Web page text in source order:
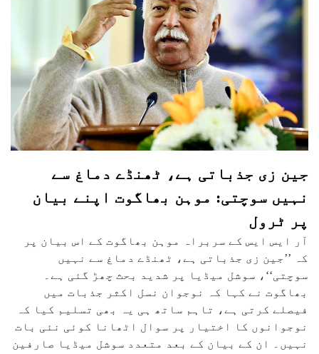
جین زی جذباتی ہے، ٹھنڈے دماغ سے
نہیں سوچتی: موہن بھاگوت اپنے بیان
پر ٹرول
آر ایس ایس کے سربراہ موہن بھاگوت کے اس بیان پر
کہ ’’جین زی جذباتی ہے، ٹھنڈے دماغ سے نہیں
سوچتی‘‘، سوشل میڈیا پر شدید بحث چھڑ گئی ہے۔
بھاگوت نے کہا کہ نوجوان نسل اکثر جذبات میں
فیصلے کرتی ہے، تاہم ساتھ ہی یہ بھی تسلیم کیا کہ
نوجوانوں کا اختیار پر سوال اٹھانا کوئی نئی بات
نہیں۔ ان کے بیان کے بعد متعدد سوشل میڈیا صارفین